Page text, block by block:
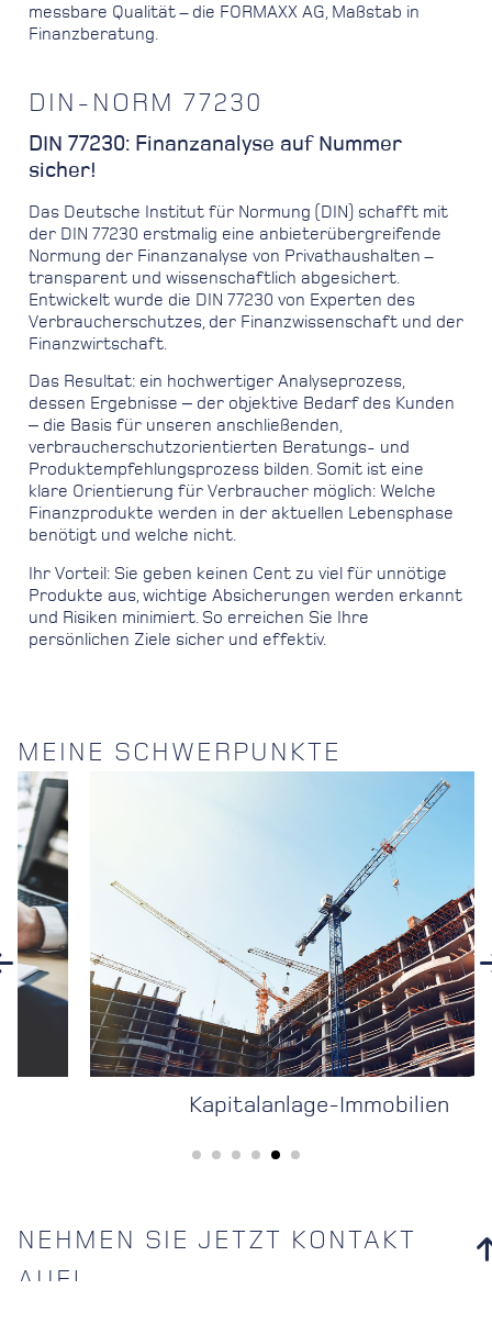
messbare Qualität – die FORMAXX AG, Maßstab in
Finanzberatung.
DIN-NORM 77230
DIN 77230: Finanzanalyse auf Nummer
sicher!
Das Deutsche Institut für Normung (DIN) schafft mit
der DIN 77230 erstmalig eine anbieterübergreifende
Normung der Finanzanalyse von Privathaushalten –
transparent und wissenschaftlich abgesichert.
Entwickelt wurde die DIN 77230 von Experten des
Verbraucherschutzes, der Finanzwissenschaft und der
Finanzwirtschaft.
Das Resultat: ein hochwertiger Analyseprozess,
dessen Ergebnisse ‒ der objektive Bedarf des Kunden
‒ die Basis für unseren anschließenden,
verbraucherschutzorientierten Beratungs- und
Produktempfehlungsprozess bilden. Somit ist eine
klare Orientierung für Verbraucher möglich: Welche
Finanzprodukte werden in der aktuellen Lebensphase
benötigt und welche nicht.
Ihr Vorteil: Sie geben keinen Cent zu viel für unnötige
Produkte aus, wichtige Absicherungen werden erkannt
und Risiken minimiert. So erreichen Sie Ihre
persönlichen Ziele sicher und effektiv.
MEINE SCHWERPUNKTE
Kapitalanlage-Immobilien
NEHMEN SIE JETZT KONTAKT
AUF!